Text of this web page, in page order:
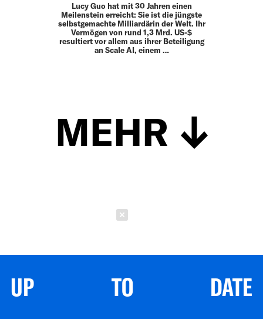
Lucy Guo hat mit 30 Jahren einen
Meilenstein erreicht: Sie ist die jüngste
selbstgemachte Milliardärin der Welt. Ihr
Vermögen von rund 1,3 Mrd. US-$
resultiert vor allem aus ihrer Beteiligung
an Scale AI, einem …
MEHR
UP TO DATE